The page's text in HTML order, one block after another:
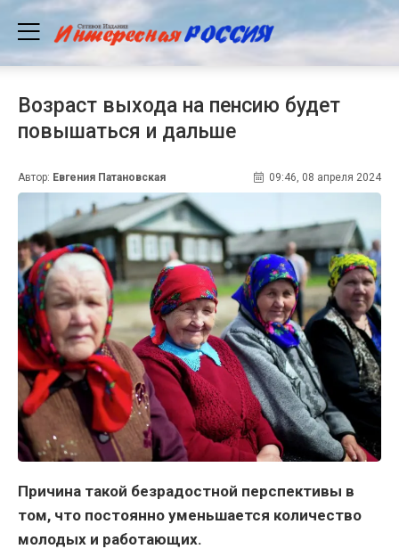
Возраст выхода на пенсию будет
повышаться и дальше
Автор: Евгения Патановская 09:46, 08 апреля 2024
Причина такой безрадостной перспективы в
том, что постоянно уменьшается количество
молодых и работающих.